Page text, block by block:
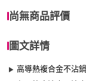
尚無商品評價
圖文詳情
高導熱複合金不沾鍋